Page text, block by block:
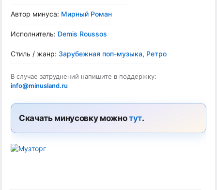
Автор минуса: Мирный Роман
Исполнитель: Demis Roussos
Стиль / жанр: Зарубежная поп-музыка, Ретро
В случае затруднений напишите в поддержку:
info@minusland.ru
Скачать минусовку можнотут.